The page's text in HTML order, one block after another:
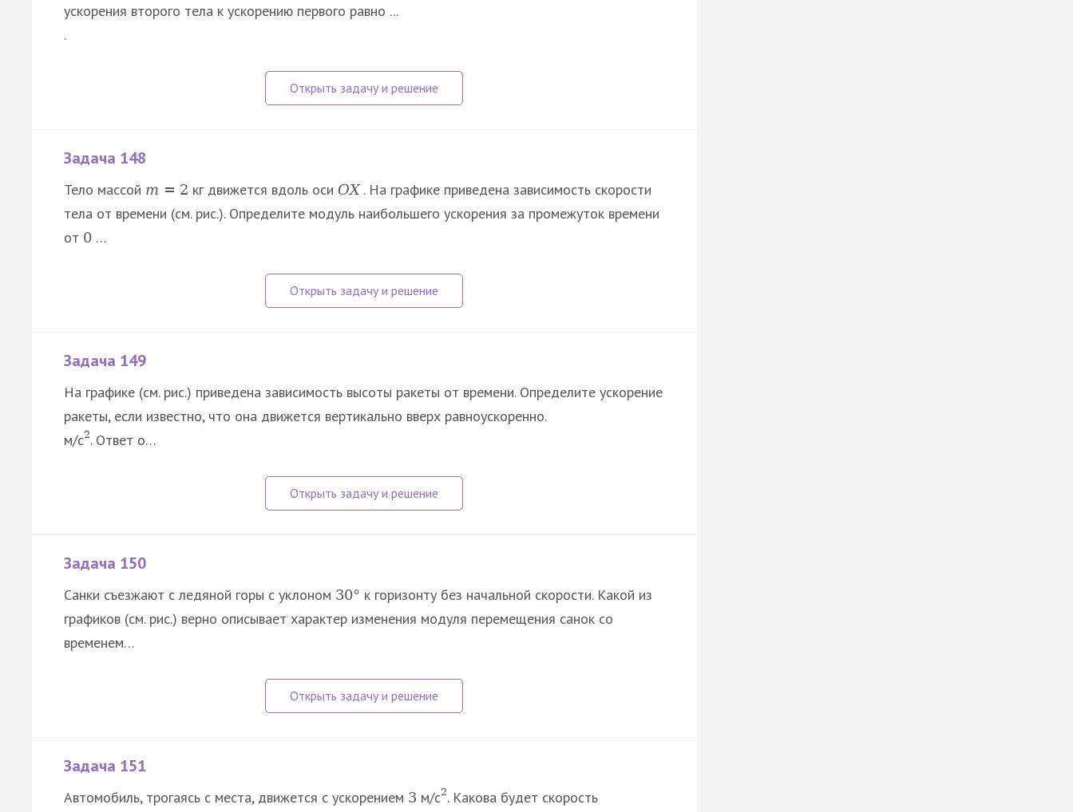
ускорения второго тела к ускорению первого равно ...
.
Задача 148
Тело массой m = 2 кг движется вдоль оси OX . На графике приведена зависимость скорости
тела от времени (см. рис.). Определите модуль наибольшего ускорения за промежуток времени
от 0 …
Задача 149
На графике (см. рис.) приведена зависимость высоты ракеты от времени. Определите ускорение
ракеты, если известно, что она движется вертикально вверх равноускоренно.
м/с2. Ответ о…
Задача 150
Санки съезжают с ледяной горы с уклоном 30° к горизонту без начальной скорости. Какой из
графиков (см. рис.) верно описывает характер изменения модуля перемещения санок со
временем…
Задача 151
Автомобиль, трогаясь с места, движется с ускорением 3 м/с2. Какова будет скорость